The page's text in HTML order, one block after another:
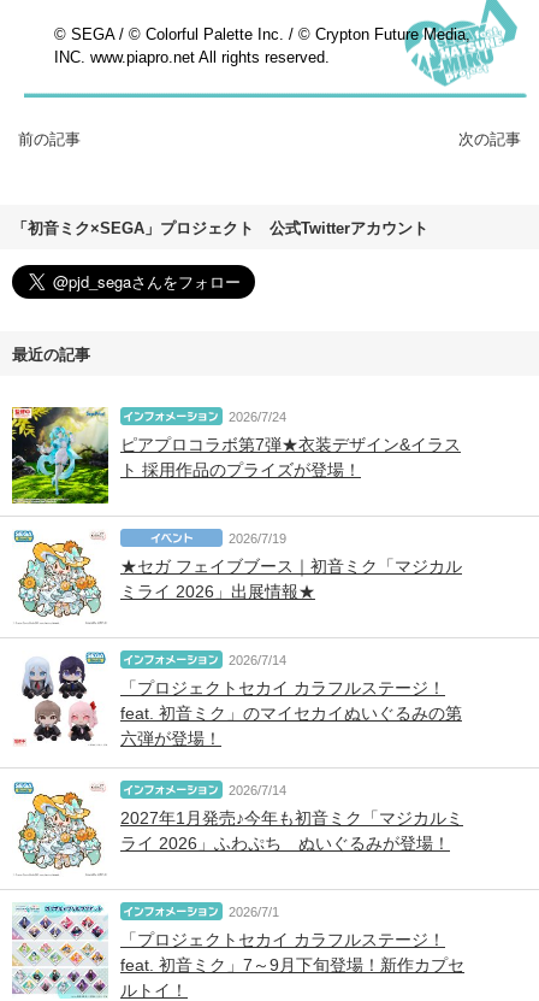
© SEGA / © Colorful Palette Inc. / © Crypton Future Media,
INC. www.piapro.net All rights reserved.
前の記事 次の記事
「初音ミク×SEGA」プロジェクト 公式Twitterアカウント
最近の記事
2026/7/24
ピアプロコラボ第7弾★衣装デザイン&イラス
ト 採用作品のプライズが登場！
2026/7/19
★セガ フェイブブース｜初音ミク「マジカル
ミライ 2026」出展情報★
2026/7/14
「プロジェクトセカイ カラフルステージ！
feat. 初音ミク」のマイセカイぬいぐるみの第
六弾が登場！
2026/7/14
2027年1月発売♪今年も初音ミク「マジカルミ
ライ 2026」ふわぷち ぬいぐるみが登場！
2026/7/1
「プロジェクトセカイ カラフルステージ！
feat. 初音ミク」7～9月下旬登場！新作カプセ
ルトイ！